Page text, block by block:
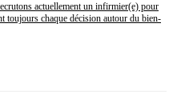
actuellement un infirmier(e) pour
toujours chaque décision autour du bien-